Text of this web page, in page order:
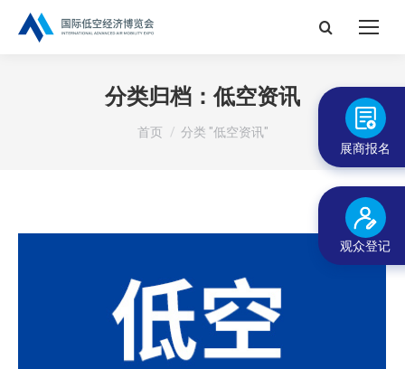
搜
分类归档：低空资讯
您在这里：
首页 分类 "低空资讯"
展商报名
观众登记